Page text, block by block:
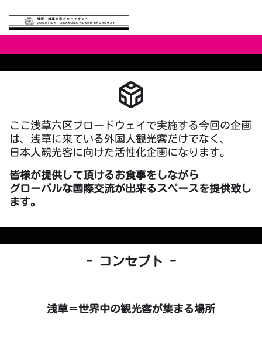
ここ浅草六区ブロードウェイで実施する今回の企画
は、浅草に来ている外国人観光客だけでなく、
日本人観光客に向けた活性化企画になります。
皆様が提供して頂けるお食事をしながら
グローバルな国際交流が出来るスペースを提供致し
ます。
- コンセプト -
浅草＝世界中の観光客が集まる場所